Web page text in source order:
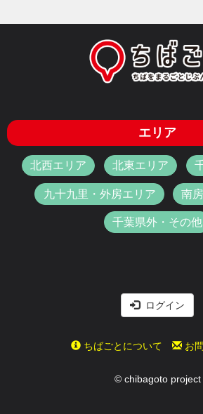
エリア
北西エリア 北東エリア
九十九里・外房エリア 南
千葉県外・その他
ログイン
ちばごとについて お
© chibagoto project